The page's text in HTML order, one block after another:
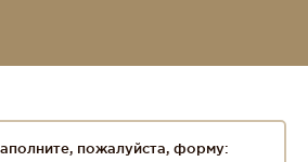
пожалуйста, форму: